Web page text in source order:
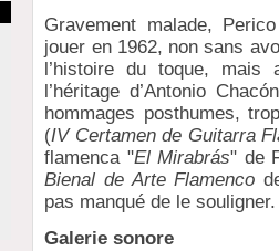
Gravement malade,
jouer en 1962, non sans
l’histoire du toque,
l’héritage d’Antonio
hommages posthumes,
(IV Certamen de Guitarra
flamenca "El Mirabrás" de
Bienal de Arte Flamenco
pas manqué de le souligner.
Galerie sonore